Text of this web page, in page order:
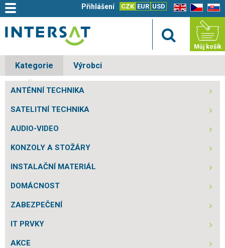
EN CZ SK
CZK EUR USD
Přihlášení
Můj košík
Kategorie Výrobci
ANTÉNNÍ TECHNIKA
SATELITNÍ TECHNIKA
AUDIO-VIDEO
KONZOLY A STOŽÁRY
INSTALAČNÍ MATERIÁL
DOMÁCNOST
ZABEZPEČENÍ
IT PRVKY
AKCE